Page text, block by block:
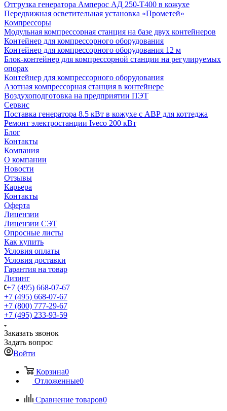
Отгрузка генератора Амперос АД 250-Т400 в кожухе
Передвижная осветительная установка «Прометей»
Компрессоры
Модульная компрессорная станция на базе двух контейнеров
Контейнер для компрессорного оборудования
Контейнер для компрессорного оборудования 12 м
Блок-контейнер для компрессорной станции на регулируемых
опорах
Контейнер для компрессорного оборудования
Азотная компрессорная станция в контейнере
Воздухоподготовка на предприятии ПЭТ
Сервис
Поставка генератора 8.5 кВт в кожухе с АВР для коттеджа
Ремонт электростанции Iveco 200 кВт
Блог
Контакты
Компания
О компании
Новости
Отзывы
Карьера
Контакты
Оферта
Лицензии
Лицензии СЭТ
Опросные листы
Как купить
Условия оплаты
Условия доставки
Гарантия на товар
Лизинг
+7 (495) 668-07-67
+7 (495) 668-07-67
+7 (800) 777-29-67
+7 (495) 233-93-59
Заказать звонок
Задать вопрос
Войти
Корзина0
Отложенные0
Сравнение товаров0